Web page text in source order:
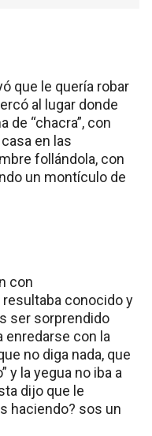
que le quería robar
al lugar donde
de “chacra”, con
en las
follándola, con
un montículo de
con
resultaba conocido y
ser sorprendido
enredarse con la
no diga nada, que
y la yegua no iba a
dijo que le
haciendo? sos un